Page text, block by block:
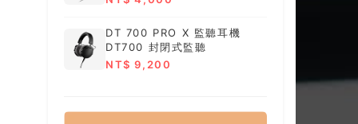
DT 700 PRO X 監聽耳機
DT700 封閉式監聽
NT$ 9,200